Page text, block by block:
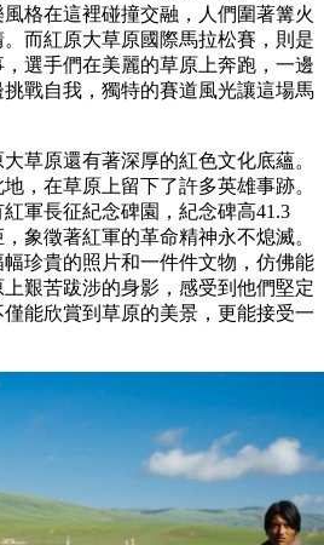
格在這裡碰撞交融，人們圍著篝火
而紅原大草原國際馬拉松賽，則是
選手們在美麗的草原上奔跑，一邊
戰自我，獨特的賽道風光讓這場馬
草原還有著深厚的紅色文化底蘊。
，在草原上留下了許多英雄事跡。
軍長征紀念碑園，紀念碑高41.3
象徵著紅軍的革命精神永不熄滅。
珍貴的照片和一件件文物，仿佛能
艱苦跋涉的身影，感受到他們堅定
能欣賞到草原的美景，更能接受一